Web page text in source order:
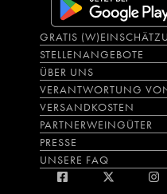
GRATIS
STELLENANGEBOTE
ÜBER UNS
VERANTWORTUNG
VERSANDKOSTEN
PARTNERWEINGÜTER
PRESSE
UNSERE FAQ